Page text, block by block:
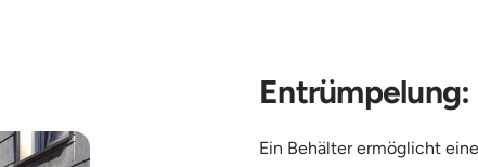
Entrümpelung:
Ein Behälter ermöglicht